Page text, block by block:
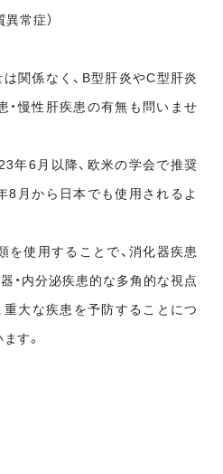
常症）
関係なく、B型肝炎やC型肝炎
・慢性肝疾患の有無も問いませ
年6月以降、欧米の学会で推奨
8月から日本でも使用されるよ
を使用することで、消化器疾患
・内分泌疾患的な多角的な視点
重大な疾患を予防することにつ
す。